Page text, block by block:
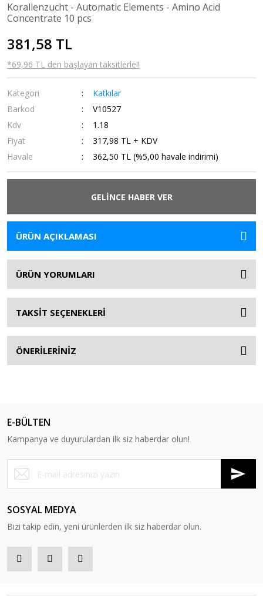
Korallenzucht - Automatic Elements - Amino Acid
Concentrate 10 pcs
381,58 TL
*69,96 TL den başlayan taksitlerle!!
Kategori
Katkılar
Barkod
V10527
Kdv
1.18
Fiyat
317,98 TL + KDV
Havale
362,50 TL (%5,00 havale indirimi)
GELİNCE HABER VER
ÜRÜN AÇIKLAMASI
ÜRÜN YORUMLARI
TAKSİT SEÇENEKLERİ
ÖNERİLERİNİZ
E-BÜLTEN
Kampanya ve duyurulardan ilk siz haberdar olun!
SOSYAL MEDYA
Bizi takip edin, yeni ürünlerden ilk siz haberdar olun.